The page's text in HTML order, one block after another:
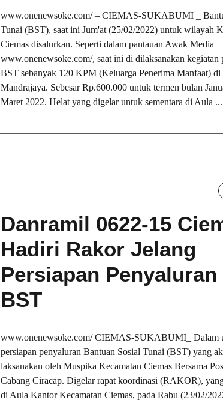
www.onenewsoke.com/ – CIEMAS-SUKABUMI _
Tunai (BST), saat ini Jum'at (25/02/2022) untuk wilayah
Ciemas disalurkan. Seperti dalam pantauan Awak Media
www.onenewsoke.com/, saat ini di dilaksanakan kegiatan
BST sebanyak 120 KPM (Keluarga Penerima Manfaat) di
Mandrajaya. Sebesar Rp.600.000 untuk termen bulan
Maret 2022. Helat yang digelar untuk sementara di Aula ...
Danramil 0622-15
Hadiri Rakor Jelang
Persiapan Penyaluran
BST
www.onenewsoke.com/ CIEMAS-SUKABUMI_ Dalam
persiapan penyaluran Bantuan Sosial Tunai (BST) yang
laksanakan oleh Muspika Kecamatan Ciemas Bersama
Cabang Ciracap. Digelar rapat koordinasi (RAKOR),
di Aula Kantor Kecamatan Ciemas, pada Rabu (23/02/